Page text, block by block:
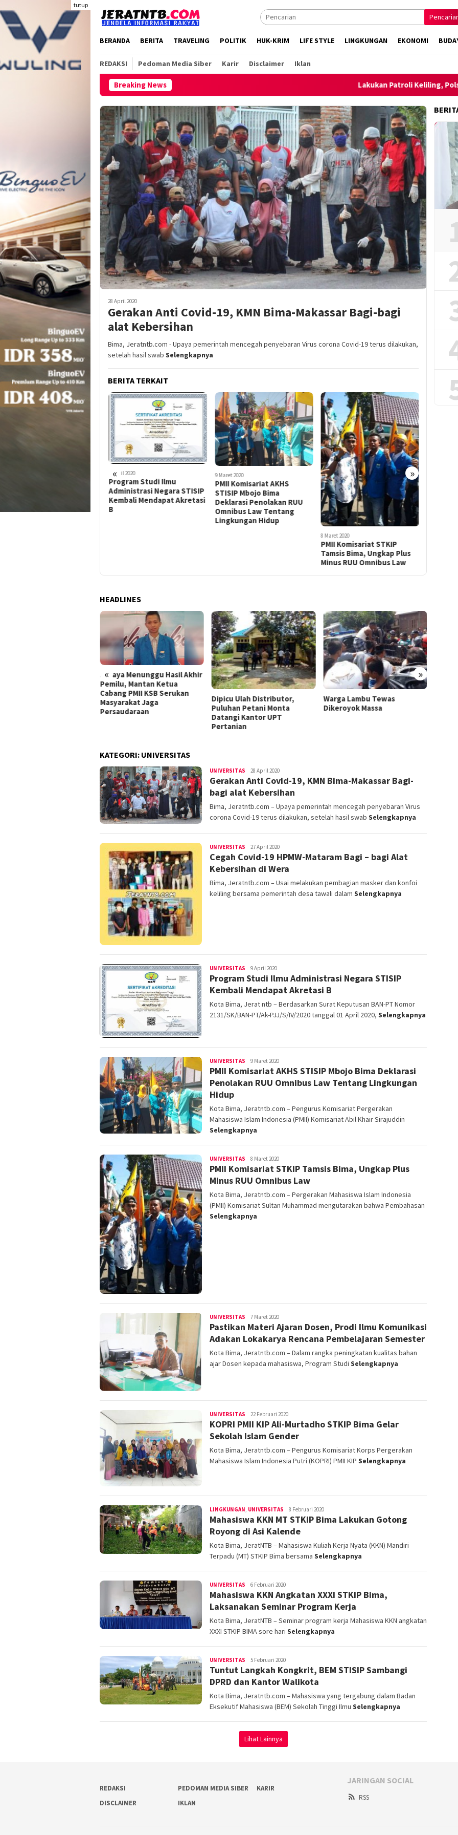
ke
konten
tutup
BERANDA BERITA TRAVELING POLITIK HUK-KRIM LIFE STYLE LINGKUNGAN EKONOMI
REDAKSI Pedoman Media Siber Karir Disclaimer Iklan
Breaking News Lakukan Patroli Keliling, Polsek Ambalawi
28 April 2020
Gerakan Anti Covid-19, KMN Bima-Makassar Bagi-bagi
alat Kebersihan
Bima, Jeratntb.com - Upaya pemerintah mencegah penyebaran Virus corona Covid-19 terus dilakukan,
setelah hasil swab Selengkapnya
BERITA TERKAIT
« »
9 April 2020
Program Studi Ilmu
Administrasi Negara STISIP
Kembali Mendapat Akretasi
B
9 Maret 2020
PMII Komisariat AKHS
STISIP Mbojo Bima
Deklarasi Penolakan RUU
Omnibus Law Tentang
Lingkungan Hidup
8 Maret 2020
PMII Komisariat STKIP
Tamsis Bima, Ungkap Plus
Minus RUU Omnibus Law
HEADLINES
« »
Seraya Menunggu Hasil Akhir
Pemilu, Mantan Ketua
Cabang PMII KSB Serukan
Masyarakat Jaga
Persaudaraan
Dipicu Ulah Distributor,
Puluhan Petani Monta
Datangi Kantor UPT
Pertanian
Warga Lambu Tewas
Dikeroyok Massa
KATEGORI: UNIVERSITAS
UNIVERSITAS operator
28 April 2020
Gerakan Anti Covid-19, KMN Bima-Makassar Bagi-
bagi alat Kebersihan
Bima, Jeratntb.com – Upaya pemerintah mencegah penyebaran Virus
corona Covid-19 terus dilakukan, setelah hasil swab Selengkapnya
UNIVERSITAS operator
27 April 2020
Cegah Covid-19 HPMW-Mataram Bagi – bagi Alat
Kebersihan di Wera
Bima, Jeratntb.com – Usai melakukan pembagian masker dan konfoi
keliling bersama pemerintah desa tawali dalam Selengkapnya
UNIVERSITAS operator
9 April 2020
Program Studi Ilmu Administrasi Negara STISIP
Kembali Mendapat Akretasi B
Kota Bima, Jerat ntb – Berdasarkan Surat Keputusan BAN-PT Nomor
2131/SK/BAN-PT/Ak-PJJ/S/IV/2020 tanggal 01 April 2020, Selengkapnya
UNIVERSITAS operator
9 Maret 2020
PMII Komisariat AKHS STISIP Mbojo Bima Deklarasi
Penolakan RUU Omnibus Law Tentang Lingkungan
Hidup
Kota Bima, Jeratntb.com – Pengurus Komisariat Pergerakan
Mahasiswa Islam Indonesia (PMII) Komisariat Abil Khair Sirajuddin
Selengkapnya
UNIVERSITAS operator
8 Maret 2020
PMII Komisariat STKIP Tamsis Bima, Ungkap Plus
Minus RUU Omnibus Law
Kota Bima, Jeratntb.com – Pergerakan Mahasiswa Islam Indonesia
(PMII) Komisariat Sultan Muhammad mengutarakan bahwa Pembahasan
Selengkapnya
UNIVERSITAS operator
7 Maret 2020
Pastikan Materi Ajaran Dosen, Prodi Ilmu Komunikasi
Adakan Lokakarya Rencana Pembelajaran Semester
Kota Bima, Jeratntb.com – Dalam rangka peningkatan kualitas bahan
ajar Dosen kepada mahasiswa, Program Studi Selengkapnya
UNIVERSITAS operator
22 Februari 2020
KOPRI PMII KIP Ali-Murtadho STKIP Bima Gelar
Sekolah Islam Gender
Kota Bima, Jeratntb.com – Pengurus Komisariat Korps Pergerakan
Mahasiswa Islam Indonesia Putri (KOPRI) PMII KIP Selengkapnya
LINGKUNGAN, UNIVERSITAS operator
8 Februari 2020
Mahasiswa KKN MT STKIP Bima Lakukan Gotong
Royong di Asi Kalende
Kota Bima, JeratNTB – Mahasiswa Kuliah Kerja Nyata (KKN) Mandiri
Terpadu (MT) STKIP Bima bersama Selengkapnya
UNIVERSITAS operator
6 Februari 2020
Mahasiswa KKN Angkatan XXXI STKIP Bima,
Laksanakan Seminar Program Kerja
Kota Bima, JeratNTB – Seminar program kerja Mahasiswa KKN angkatan
XXXI STKIP BIMA sore hari Selengkapnya
UNIVERSITAS operator
5 Februari 2020
Tuntut Langkah Kongkrit, BEM STISIP Sambangi
DPRD dan Kantor Walikota
Kota Bima, Jeratntb.com – Mahasiswa yang tergabung dalam Badan
Eksekutif Mahasiswa (BEM) Sekolah Tinggi Ilmu Selengkapnya
Lihat Lainnya
REDAKSI PEDOMAN MEDIA SIBER
KARIR
DISCLAIMER
IKLAN
JARINGAN SOCIAL
RSS